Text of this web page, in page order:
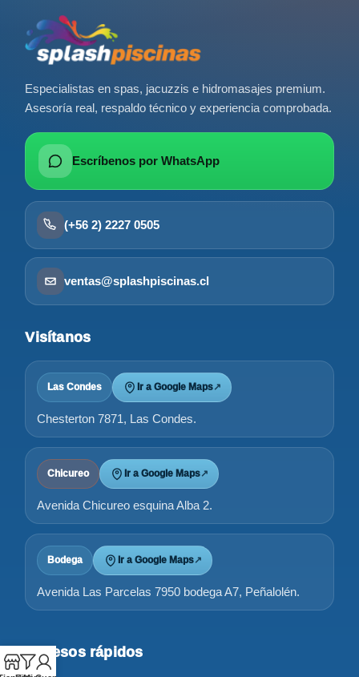
Especialistas en spas, jacuzzis e hidromasajes premium.
Asesoría real, respaldo técnico y experiencia comprobada.
Escríbenos por WhatsApp
(+56 2) 2227 0505
ventas@splashpiscinas.cl
Visítanos
Las Condes Ir a Google Maps↗
Chesterton 7871, Las Condes.
Chicureo Ir a Google Maps↗
Avenida Chicureo esquina Alba 2.
Bodega Ir a Google Maps↗
Avenida Las Parcelas 7950 bodega A7, Peñalolén.
Accesos rápidos